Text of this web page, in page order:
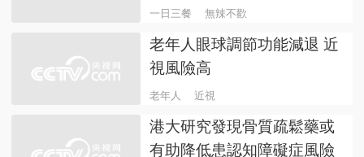
體質
一日三餐 無辣不歡
老年人眼球調節功能減退 近
視風險高
老年人 近視
港大研究發現骨質疏鬆藥或
有助降低患認知障礙症風險